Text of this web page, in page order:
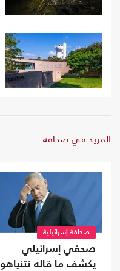
المزيد في صحافة
صحافة إسرائيلية
صحفي إسرائيلي
يكشف ما قاله نتنياهو